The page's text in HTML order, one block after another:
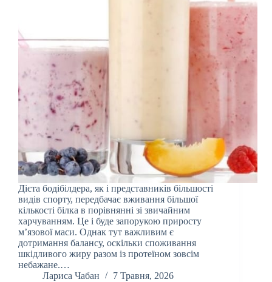
Дієта бодібілдера, як і представників більшості
видів спорту, передбачає вживання більшої
кількості білка в порівнянні зі звичайним
харчуванням. Це і буде запорукою приросту
м’язової маси. Однак тут важливим є
дотримання балансу, оскільки споживання
шкідливого жиру разом із протеїном зовсім
небажане.…
Лариса Чабан
7 Травня, 2026